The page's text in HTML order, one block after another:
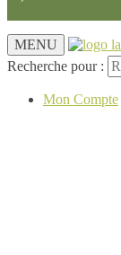
MENU
Recherche pour :
Mon Compte